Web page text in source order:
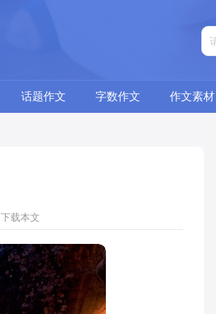
话题作文 字数作文 作文素材
下载本文